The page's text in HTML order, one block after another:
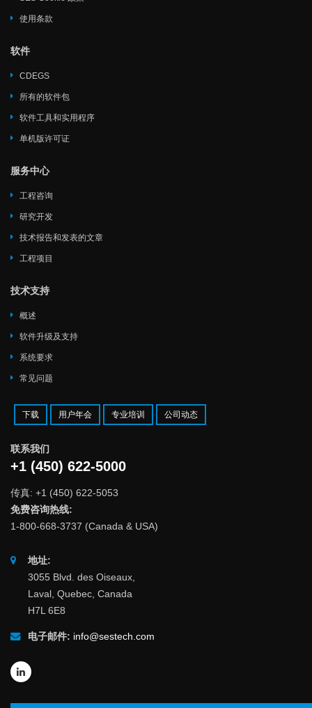
使用条款
软件
CDEGS
所有的软件包
软件工具和实用程序
单机版许可证
服务中心
工程咨询
研究开发
技术报告和发表的文章
工程项目
技术支持
概述
软件升级及支持
系统要求
常见问题
下载 用户年会 专业培训 公司动态
联系我们
+1 (450) 622-5000
传真: +1 (450) 622-5053
免费咨询热线:
1-800-668-3737 (Canada & USA)
地址:
3055 Blvd. des Oiseaux,
Laval, Quebec, Canada
H7L 6E8
电子邮件: info@sestech.com